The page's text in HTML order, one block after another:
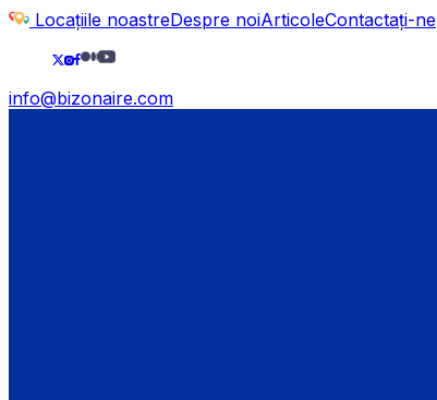
Locațiile noastreDespre noiArticoleContactați-ne
info@bizonaire.com